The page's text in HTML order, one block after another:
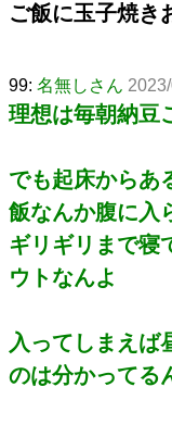
ご飯に玉子焼
99: 名無しさん
理想は毎朝納豆
でも起床からあ
飯なんか腹に入
ギリギリまで寝
ウトなんよ
入ってしまえば
のは分かってる